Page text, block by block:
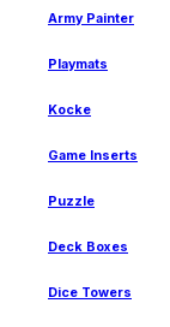
Army Painter
Playmats
Kocke
Game Inserts
Puzzle
Deck Boxes
Dice Towers